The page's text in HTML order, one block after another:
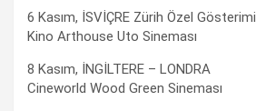
6 Kasım, İSVİÇRE Zürih Özel Gösterimi
Kino Arthouse Uto Sineması
8 Kasım, İNGİLTERE – LONDRA
Cineworld Wood Green Sineması